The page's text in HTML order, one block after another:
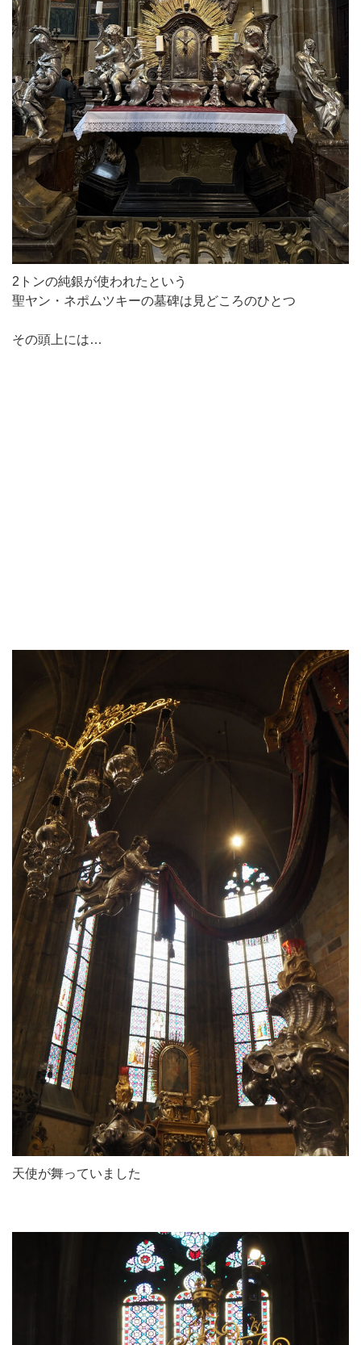
2トンの純銀が使われたという
聖ヤン・ネポムツキーの墓碑は見どころのひとつ
その頭上には…
天使が舞っていました